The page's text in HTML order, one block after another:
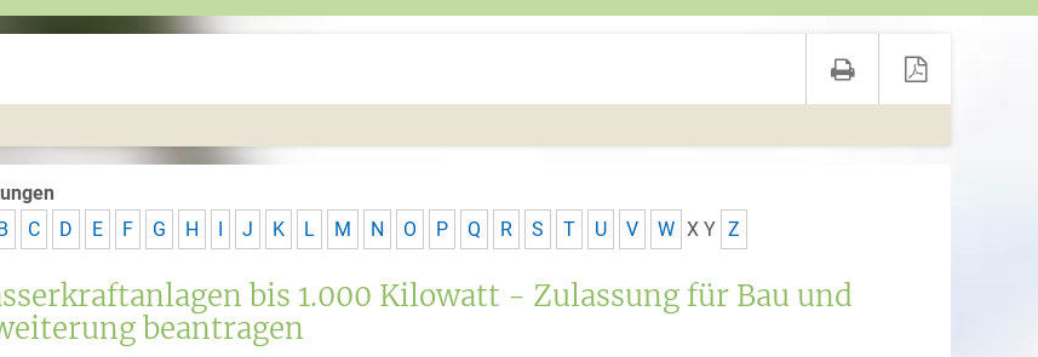
C D E F G H I J K L M N O P Q R S T U V W X Y Z
bis 1.000 Kilowatt - Zulassung für Bau und
beantragen